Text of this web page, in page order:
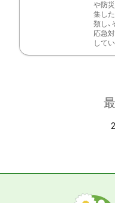
や防
集し
類し
応急
してい